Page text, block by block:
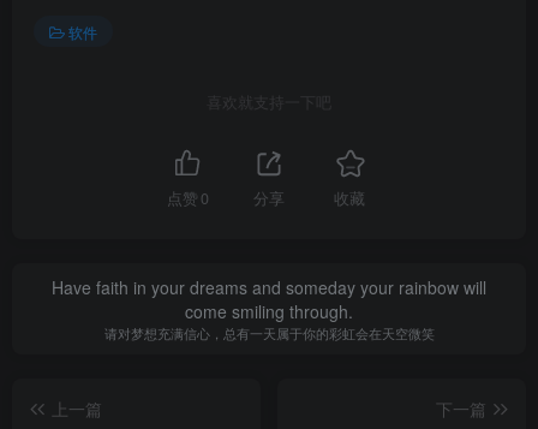
软件
喜欢就支持一下吧
点赞 0 分享 收藏
Have faith in your dreams and someday your rainbow will
come smiling through.
请对梦想充满信心，总有一天属于你的彩虹会在天空微笑
上一篇
下一篇